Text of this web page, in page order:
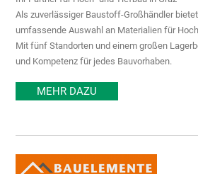
Als zuverlässiger Baustoff-Großhändler
umfassende Auswahl an Materialien für
Mit fünf Standorten und einem großen
und Kompetenz für jedes Bauvorhaben.
MEHR DAZU